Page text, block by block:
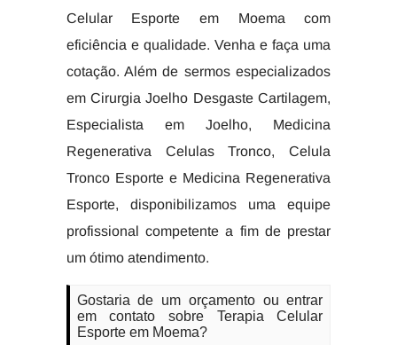
Celular Esporte em Moema com
eficiência e qualidade. Venha e faça uma
cotação. Além de sermos especializados
em Cirurgia Joelho Desgaste Cartilagem,
Especialista em Joelho, Medicina
Regenerativa Celulas Tronco, Celula
Tronco Esporte e Medicina Regenerativa
Esporte, disponibilizamos uma equipe
profissional competente a fim de prestar
um ótimo atendimento.
Gostaria de um orçamento ou entrar
em contato sobre Terapia Celular
Esporte em Moema?